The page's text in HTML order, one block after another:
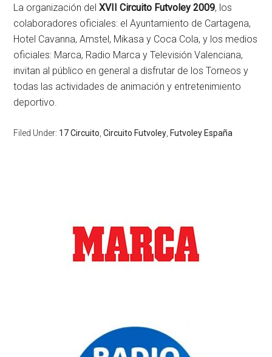
La organización delXVII Circuito Futvoley 2009, los
colaboradores oficiales: el Ayuntamiento de Cartagena,
Hotel Cavanna, Amstel, Mikasa y Coca Cola, y los medios
oficiales: Marca, Radio Marca y Televisión Valenciana,
invitan al público en general a disfrutar de los Torneos y
todas las actividades de animación y entretenimiento
deportivo.
Filed Under: 17 Circuito ,Circuito Futvoley Futvoley España